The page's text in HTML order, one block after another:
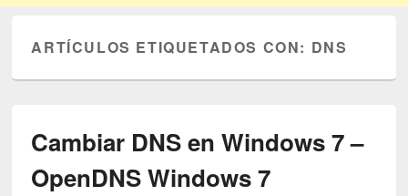
ARTÍCULOS ETIQUETADOS CON: DNS
Cambiar DNS en Windows 7 –
OpenDNS Windows 7